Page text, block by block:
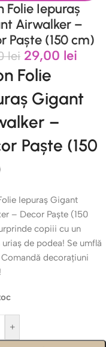
Folie Iepuraș
Airwalker –
Paște (150 cm)
lei 29,00 lei
Folie
Gigant
–
Paște (150
Iepuraș Gigant
– Decor Paște (150
copiii cu un
de podea! Se umflă
decorațiuni
+